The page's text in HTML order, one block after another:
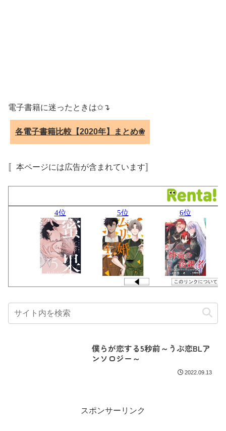
電子書籍に迷ったときは✩↴
各電子書籍比較【2020年】まとめ❀
〚本ページには広告が含まれています〛
僕らが恋する5秒前～うぶ恋BLア
ンソロジー～
2022.09.13
スポンサーリンク